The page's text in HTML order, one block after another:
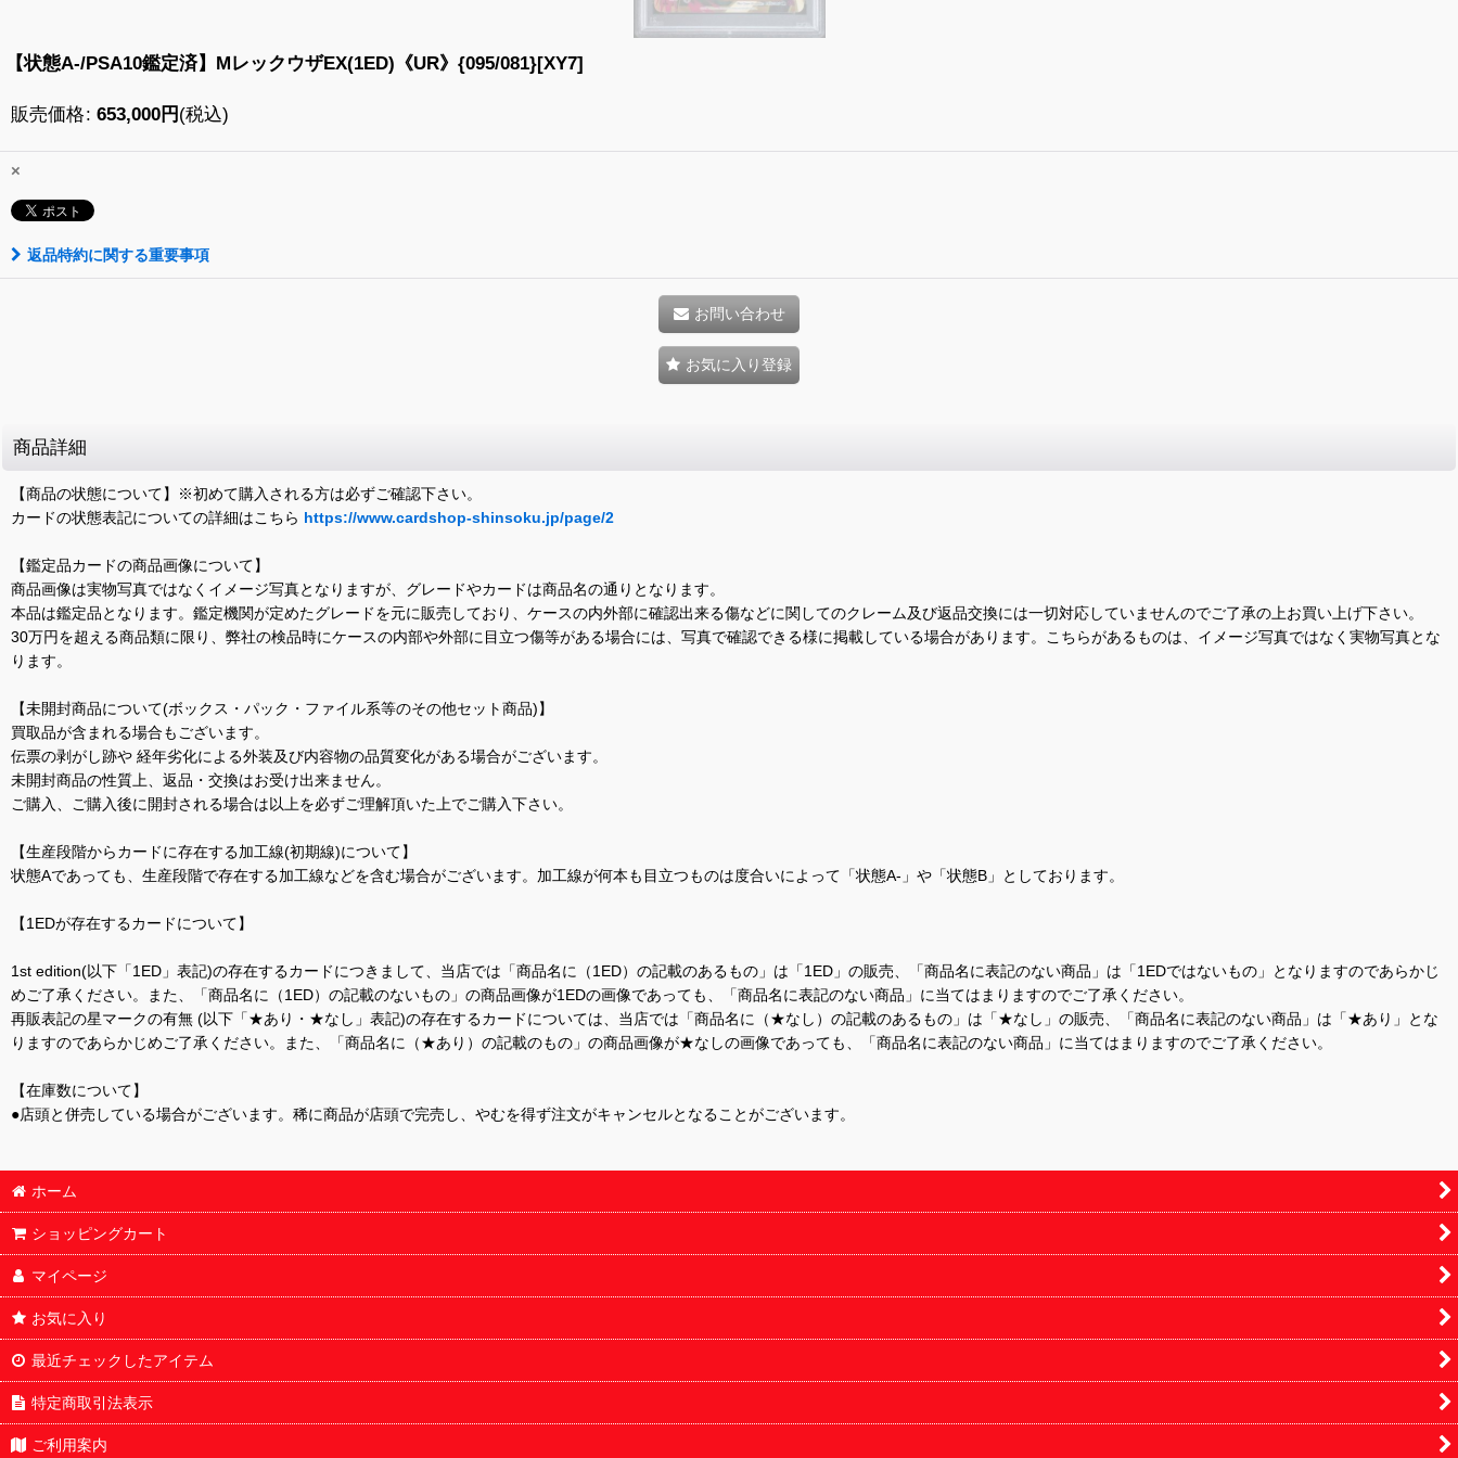
【状態A-/PSA10鑑定済】MレックウザEX(1ED)《UR》{095/081}[XY7]
販売価格: 653,000円 (税込)
×
返品特約に関する重要事項
お問い合わせ
お気に入り登録
商品詳細
【商品の状態について】※初めて購入される方は必ずご確認下さい。
カードの状態表記についての詳細はこちら https://www.cardshop-shinsoku.jp/page/2
【鑑定品カードの商品画像について】
商品画像は実物写真ではなくイメージ写真となりますが、グレードやカードは商品名の通りとなります。
本品は鑑定品となります。鑑定機関が定めたグレードを元に販売しており、ケースの内外部に確認出来る傷などに関してのクレーム及び返品交換には一切対応していませんのでご了承の上お買い上げ下さい。
30万円を超える商品類に限り、弊社の検品時にケースの内部や外部に目立つ傷等がある場合には、写真で確認できる様に掲載している場合があります。こちらがあるものは、イメージ写真ではなく実物写真とな
ります。
【未開封商品について(ボックス・パック・ファイル系等のその他セット商品)】
買取品が含まれる場合もございます。
伝票の剥がし跡や 経年劣化による外装及び内容物の品質変化がある場合がございます。
未開封商品の性質上、返品・交換はお受け出来ません。
ご購入、ご購入後に開封される場合は以上を必ずご理解頂いた上でご購入下さい。
【生産段階からカードに存在する加工線(初期線)について】
状態Aであっても、生産段階で存在する加工線などを含む場合がございます。加工線が何本も目立つものは度合いによって「状態A-」や「状態B」としております。
【1EDが存在するカードについて】
1st edition(以下「1ED」表記)の存在するカードにつきまして、当店では「商品名に（1ED）の記載のあるもの」は「1ED」の販売、「商品名に表記のない商品」は「1EDではないもの」となりますのであらかじ
めご了承ください。また、「商品名に（1ED）の記載のないもの」の商品画像が1EDの画像であっても、「商品名に表記のない商品」に当てはまりますのでご了承ください。
再販表記の星マークの有無 (以下「★あり・★なし」表記)の存在するカードについては、当店では「商品名に（★なし）の記載のあるもの」は「★なし」の販売、「商品名に表記のない商品」は「★あり」とな
りますのであらかじめご了承ください。また、「商品名に（★あり）の記載のもの」の商品画像が★なしの画像であっても、「商品名に表記のない商品」に当てはまりますのでご了承ください。
【在庫数について】
●店頭と併売している場合がございます。稀に商品が店頭で完売し、やむを得ず注文がキャンセルとなることがございます。
ホーム
ショッピングカート
マイページ
お気に入り
最近チェックしたアイテム
特定商取引法表示
ご利用案内